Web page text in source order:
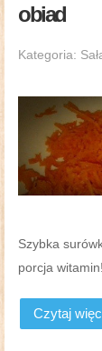
obiad
Kategoria:
Szybka
porcja witamin!
Czytaj